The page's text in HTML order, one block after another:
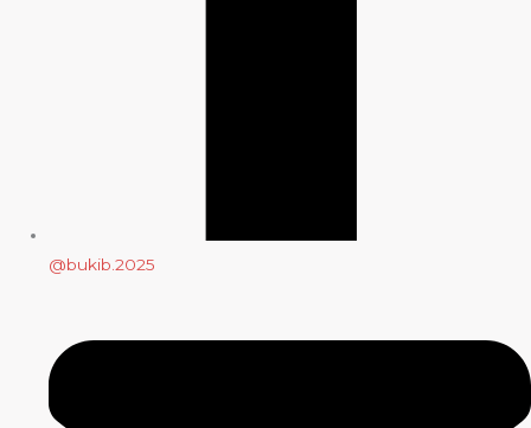
@bukib.2025